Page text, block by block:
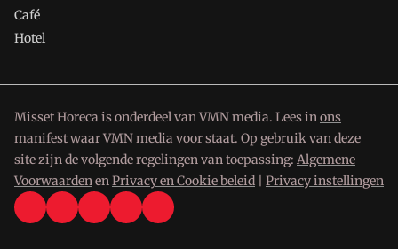
Café
Hotel
Misset Horeca is onderdeel van VMN media. Lees inons
manifestwaar VMN media voor staat. Op gebruik van deze
site zijn de volgende regelingen van toepassing: Algemene
VoorwaardenenPrivacy en Cookie beleid Privacy instellingen